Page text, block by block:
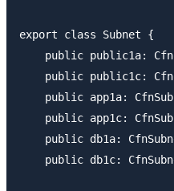
export class Subnet {
public public1a:
public public1c:
public app1a:
public app1c:
public db1a:
public db1c: